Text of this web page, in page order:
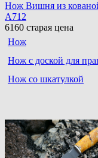
Нож Вишня из
A712
6160 старая цена
Нож
Нож с доской для
Нож со шкатулкой